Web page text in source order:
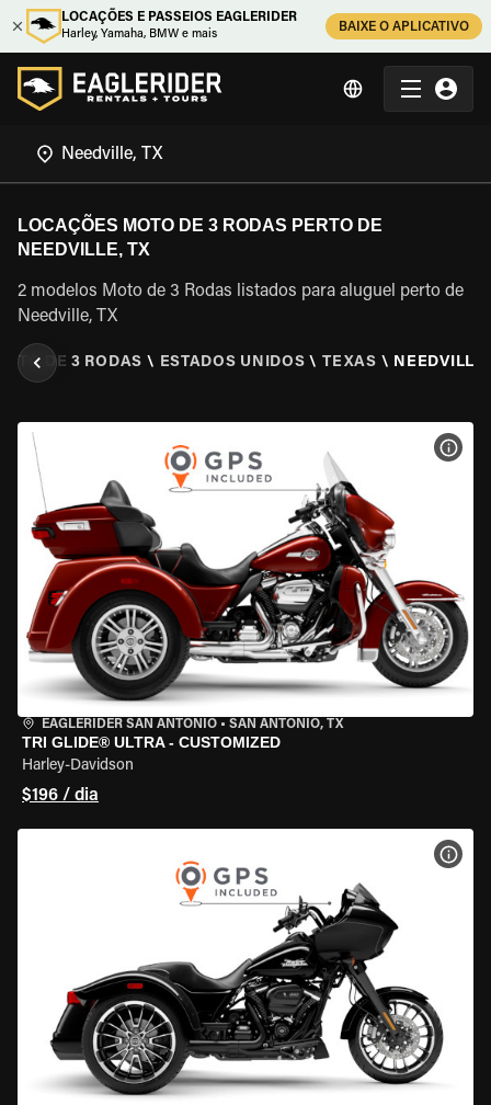
LOCAÇÕES E PASSEIOS EAGLERIDER
Harley, Yamaha, BMW e mais
BAIXE O APLICATIVO
LOCAÇÕES MOTO DE 3 RODAS PERTO DE
NEEDVILLE, TX
2 modelos Moto de 3 Rodas listados para aluguel perto de
Needville, TX
DE 3 RODAS \ ESTADOS UNIDOS \ TEXAS \
EAGLERIDER SAN ANTONIO • SAN ANTONIO, TX
TRI GLIDE® ULTRA - CUSTOMIZED
Harley-Davidson
$196 / dia
VER
VER